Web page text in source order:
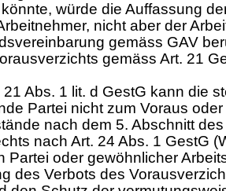
würde die Auffassung
nicht aber der
gemäss GAV
gemäss Art. 21
21 Abs. 1 lit. d GestG kann die
Partei nicht zum Voraus
nach dem 5. Abschnitt
nach Art. 24 Abs. 1 GestG
Partei oder gewöhnlicher
des Verbots des